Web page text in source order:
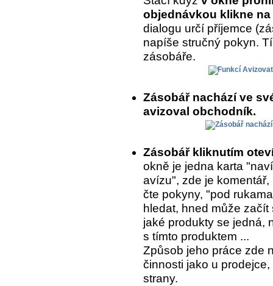
objednávkou klikne
dialogu určí příjemce
napíše stručný pokyn.
zásobáře.
Zásobář nachází ve
avizoval obchodník.
Zásobář kliknutím
okně je jedna karta
avízu", zde je
čte pokyny, "pod
hledat, hned může
jaké produkty se jedná,
s tímto produktem ...
Způsob jeho práce zde
činnosti jako u
strany.